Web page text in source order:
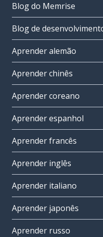
Blog do Memrise
Blog de
Aprender alemão
Aprender chinês
Aprender coreano
Aprender espanhol
Aprender francês
Aprender inglês
Aprender italiano
Aprender japonês
Aprender russo